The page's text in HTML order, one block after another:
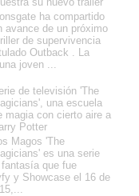
ha compartido
avance de un próximo
de supervivencia
Outback . La
joven ...
de televisión 'The
una escuela
magia con cierto aire a
Potter
Magos 'The
es una serie
que fue
y Showcase el 16 de